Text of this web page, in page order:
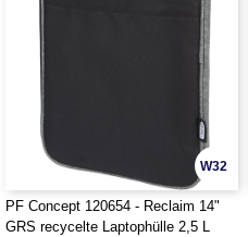
W32
PF Concept 120654 - Reclaim 14"
GRS recycelte Laptophülle 2,5 L